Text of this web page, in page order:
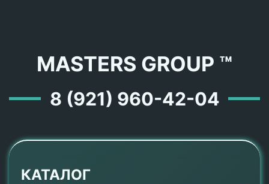
MASTERS GROUP ™
8 (921) 960-42-04
КАТАЛОГ